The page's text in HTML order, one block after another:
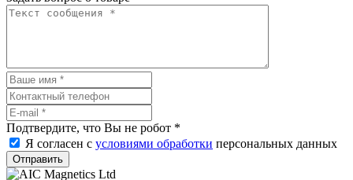
Подтвердите, что Вы не робот *
Я согласен с условиями обработки персональных данных
Отправить